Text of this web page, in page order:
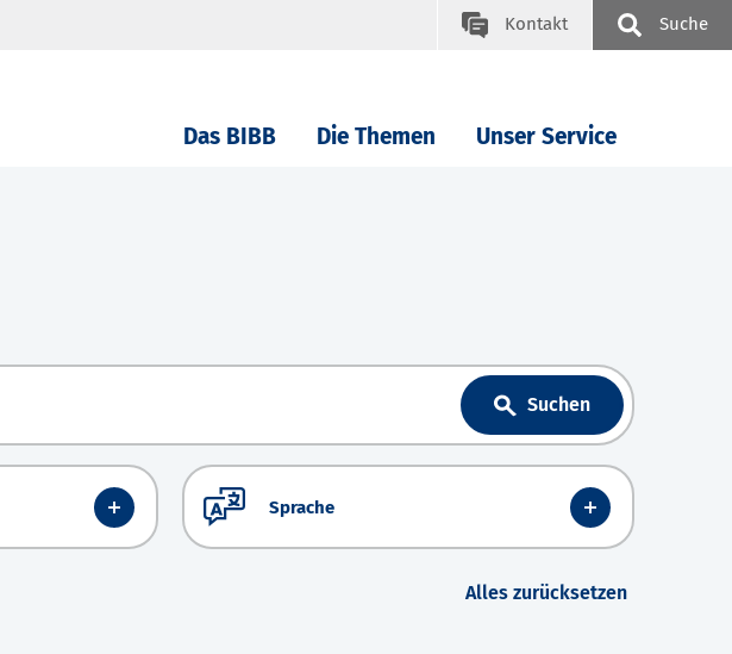
Kontakt Suche
Das BIBB Die Themen Unser Service
Suchen
Sprache
Alles zurücksetzen